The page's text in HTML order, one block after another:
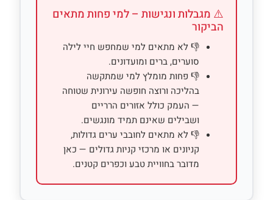
⚠️ מגבלות ונגישות – למי פחות מתאים
הביקור
👎 לא מתאים למי שמחפש חיי לילה
סוערים, ברים ומועדונים.
👎 פחות מומלץ למי שמתקשה
בהליכה ורוצה חופשה עירונית שטוחה
— העמק כולל אזורים הרריים
ושבילים שאינם תמיד מונגשים.
👎 לא מתאים לחובבי ערים גדולות,
קניונים או מרכזי קניות גדולים — כאן
מדובר בחוויית טבע וכפרים קטנים.